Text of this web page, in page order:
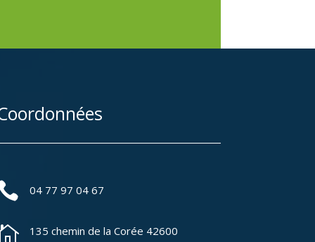
04 77 97 04 67
135 chemin de la Corée 42600